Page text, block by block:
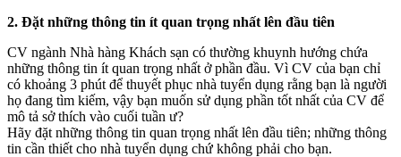
2. Đặt những thông tin ít quan trọng nhất lên đầu tiên
CV ngành Nhà hàng Khách sạn có thường khuynh hướng chứa
những thông tin ít quan trọng nhất ở phần đầu. Vì CV của bạn chỉ
có khoảng 3 phút để thuyết phục nhà tuyển dụng rằng bạn là người
họ đang tìm kiếm, vậy bạn muốn sử dụng phần tốt nhất của CV để
mô tả sở thích vào cuối tuần ư?
Hãy đặt những thông tin quan trọng nhất lên đầu tiên; những thông
tin cần thiết cho nhà tuyển dụng chứ không phải cho bạn.